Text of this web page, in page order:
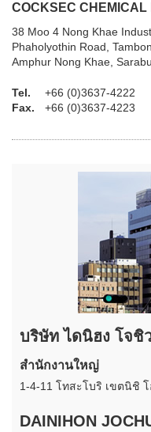
COCKSEC CHEMICAL
38 Moo 4 Nong Khae
Phaholyothin Road,
Amphur Nong Khae,
Tel.
+66 (0)3637-4222
Fax.
+66 (0)3637-4223
บริษัท ไดนิฮง โจชิ
สำนักงานใหญ่
1-4-11 โทสะโบริ เขตนิชิ
DAINIHON